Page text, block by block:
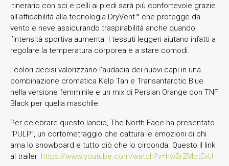
itinerario con sci e pelli ai piedi sarà più confortevole grazie
all’affidabilità alla tecnologia DryVent™ che protegge da
vento e neve assicurando traspirabilità anche quando
l’intensità sportiva aumenta. I tessuti leggeri aiutano infatti a
regolare la temperatura corporea e a stare comodi.
I colori decisi valorizzano l’audacia dei nuovi capi in una
combinazione cromatica Kelp Tan e Transantarctic Blue
nella versione femminile e un mix di Persian Orange con TNF
Black per quella maschile.
Per celebrare questo lancio, The North Face ha presentato
“PULP”, un cortometraggio che cattura le emozioni di chi
ama lo snowboard e tutto ciò che lo circonda. Questo il link
al trailer: https://www.youtube.com/watch?v=hwBrZMbtEvU